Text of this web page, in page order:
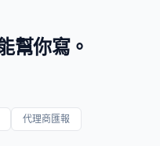
幫你寫。
代理商匯報